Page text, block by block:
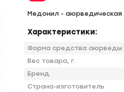
Медонил -
Характеристики:
Форма средства аюрведы
Вес товара, г.
Бренд
Страна-изготовитель